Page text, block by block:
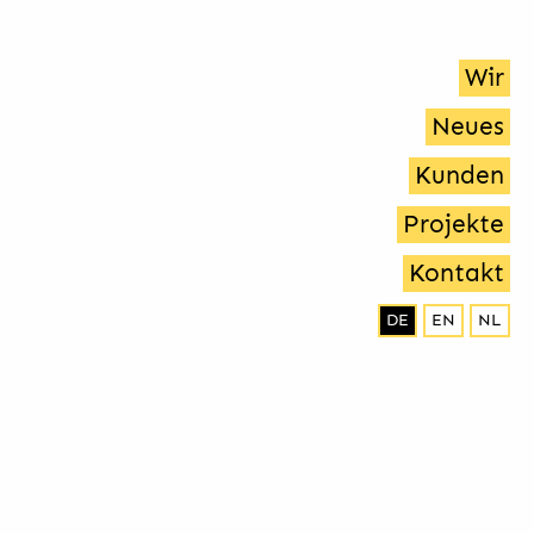
Wir
Neues
Kunden
Projekte
Kontakt
DE EN NL